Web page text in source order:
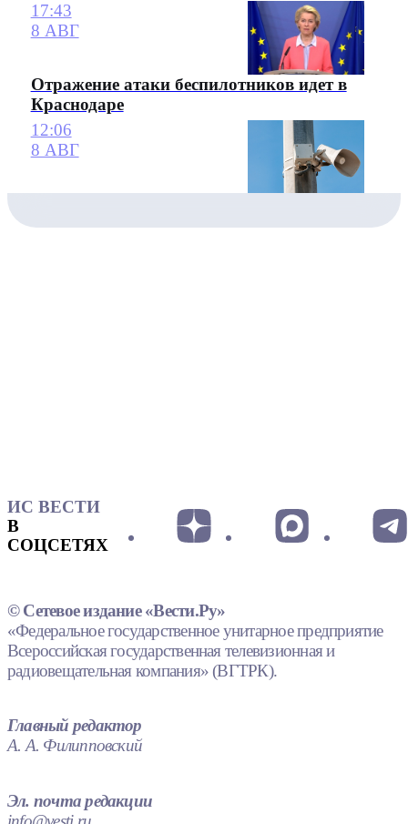
17:43
8 АВГ
Отражение атаки беспилотников идет в
Краснодаре
12:06
8 АВГ
ИС ВЕСТИ
В
СОЦСЕТЯХ
© Сетевое издание «Вести.Ру»
«Федеральное государственное унитарное предприятие
Всероссийская государственная телевизионная и
радиовещательная компания» (ВГТРК).
Главный редактор
А. А. Филипповский
Эл. почта редакции